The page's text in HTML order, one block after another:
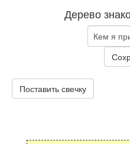
Дерево
Поставить свечку